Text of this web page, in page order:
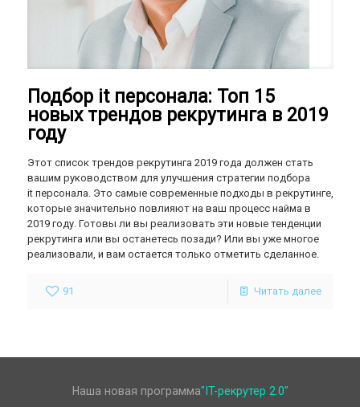
Подбор it персонала: Топ 15
новых трендов рекрутинга в 2019
году
Этот список трендов рекрутинга 2019 года должен стать
вашим руководством для улучшения стратегии подбора
it персонала. Это самые современные подходы в рекрутинге,
которые значительно повлияют на ваш процесс найма в
2019 году. Готовы ли вы реализовать эти новые тенденции
рекрутинга или вы останетесь позади? Или вы уже многое
реализовали, и вам остается только отметить сделанное.
91 Читать далее
Наша новая программа"IT-рекрутер 2.0"